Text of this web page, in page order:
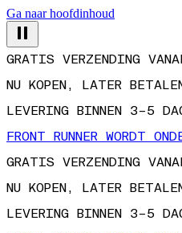
Ga naar hoofdinhoud
GRATIS VERZENDING
NU KOPEN, LATER
LEVERING BINNEN 3–5
FRONT RUNNER WORDT
GRATIS VERZENDING
NU KOPEN, LATER
LEVERING BINNEN 3–5